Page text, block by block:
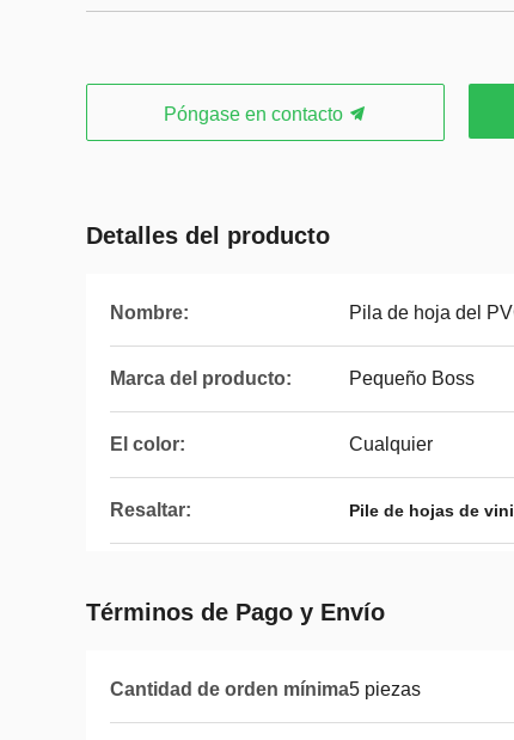
Póngase en contacto
Detalles del producto
Nombre: Pila de hoja del
Marca del producto: Pequeño Boss
El color: Cualquier
Resaltar: Pile de hojas de
Términos de Pago y Envío
Cantidad de orden mínima5 piezas